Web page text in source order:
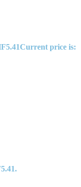
5.41Current price is: